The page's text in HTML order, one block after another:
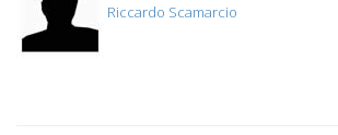
Riccardo Scamarcio